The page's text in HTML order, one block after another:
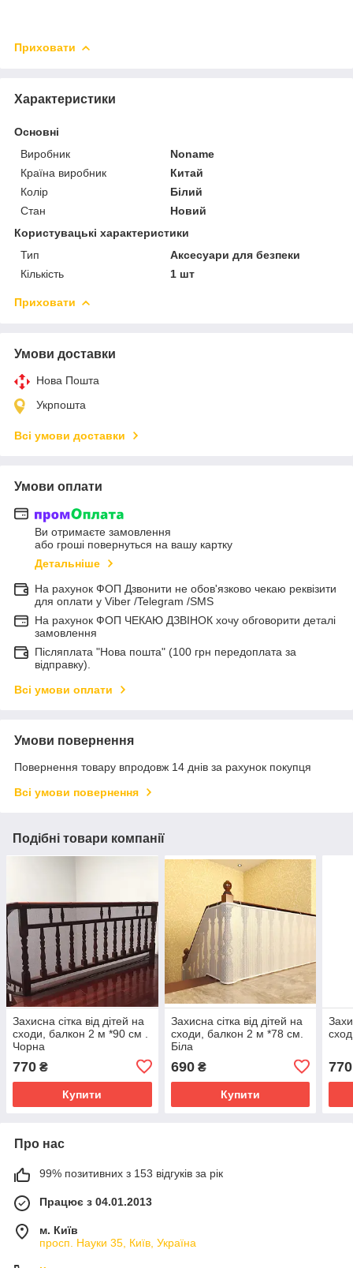
Приховати
Характеристики
Основні
Виробник
Noname
Країна виробник
Китай
Колір
Білий
Стан
Новий
Користувацькi характеристики
Тип
Аксесуари для безпеки
Кількість
1 шт
Приховати
Умови доставки
Нова Пошта
Укрпошта
Всі умови доставки
Умови оплати
Ви отримаєте замовлення
або гроші повернуться на вашу картку
Детальніше
На рахунок ФОП Дзвонити не обов'язково чекаю реквізити
для оплати у Viber /Telegram /SMS
На рахунок ФОП ЧЕКАЮ ДЗВІНОК хочу обговорити деталі
замовлення
Післяплата "Нова пошта" (100 грн передоплата за
відправку).
Всі умови оплати
Умови повернення
Повернення товару впродовж 14 днів за рахунок покупця
Всі умови повернення
Подібні товари компанії
Захисна сітка від дітей на
сходи, балкон 2 м *90 см .
Чорна
770 ₴
Купити
Захисна сітка від дітей на
сходи, балкон 2 м *78 см.
Біла
690₴
Купити
770
Про нас
99% позитивних з 153 відгуків за рік
Працює з 04.01.2013
м. Київ
просп. Науки 35, Київ, Україна